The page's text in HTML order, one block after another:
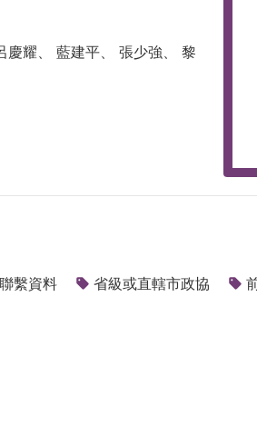
慶耀、 藍建平、 張少強、 黎
繫資料 省級或直轄市政協